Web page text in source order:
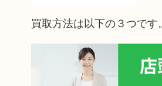
買取方法は以下の３つです。